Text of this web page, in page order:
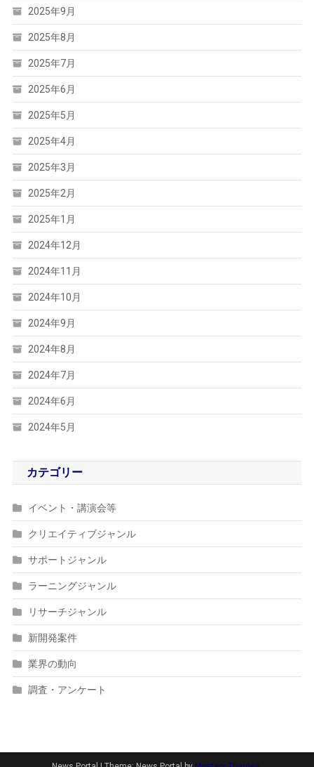
2025年9月
2025年8月
2025年7月
2025年6月
2025年5月
2025年4月
2025年3月
2025年2月
2025年1月
2024年12月
2024年11月
2024年10月
2024年9月
2024年8月
2024年7月
2024年6月
2024年5月
カテゴリー
イベント・講演会等
クリエイティブジャンル
サポートジャンル
ラーニングジャンル
リサーチジャンル
新開発案件
業界の動向
調査・アンケート